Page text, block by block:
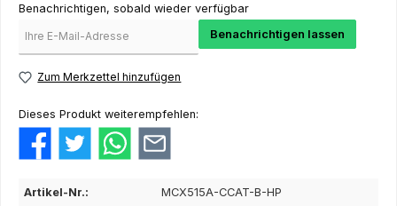
Benachrichtigen, sobald wieder verfügbar
Benachrichtigen lassen
Zum Merkzettel hinzufügen
Dieses Produkt weiterempfehlen:
Artikel-Nr.: MCX515A-CCAT-B-HP